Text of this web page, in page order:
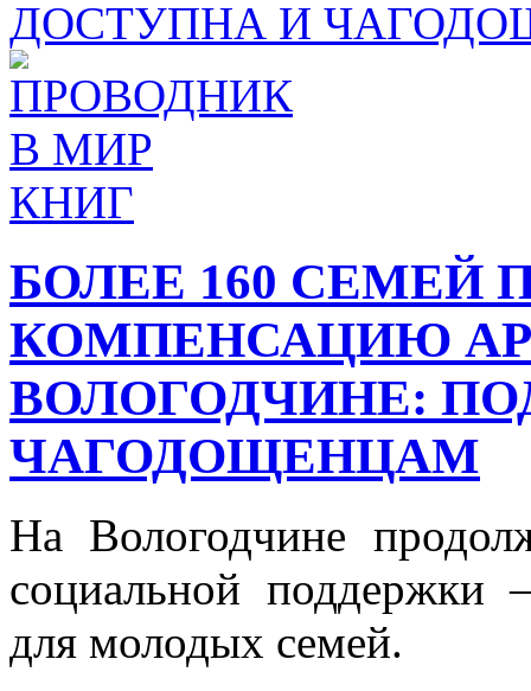
БОЛЕЕ 160 СЕМЕЙ
КОМПЕНСАЦИЮ
ВОЛОГОДЧИНЕ:
ЧАГОДОЩЕНЦАМ
На Вологодчине
социальной
для молодых семей.